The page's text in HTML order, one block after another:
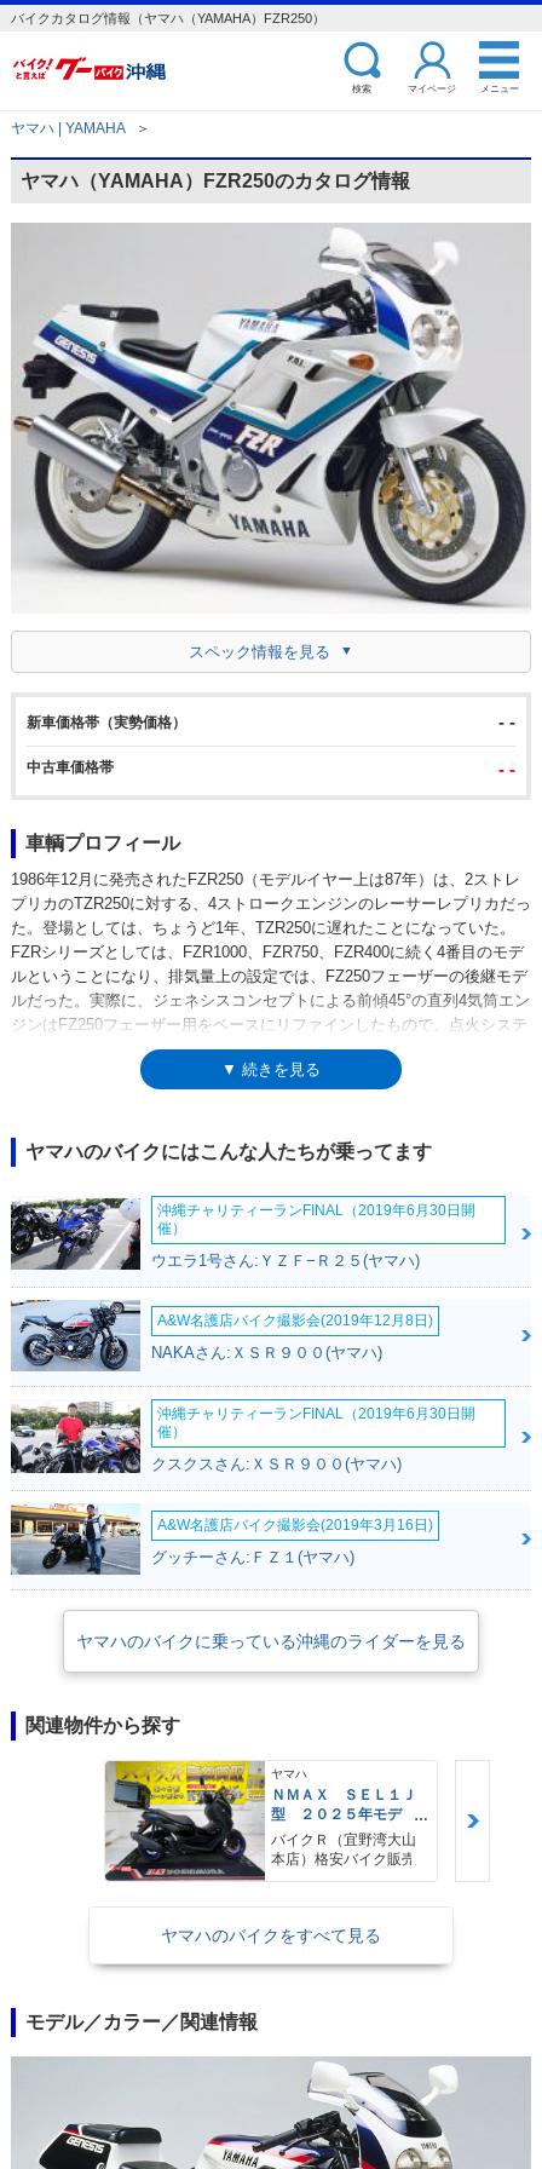
バイクカタログ情報（ヤマハ（YAMAHA）FZR250）
検索 マイページ メニュー
ヤマハ | YAMAHA ＞
ヤマハ（YAMAHA）FZR250のカタログ情報
スペック情報を見る
新車価格帯（実勢価格） - -
中古車価格帯 - -
車輌プロフィール
1986年12月に発売されたFZR250（モデルイヤー上は87年）は、2ストレ
プリカのTZR250に対する、4ストロークエンジンのレーサーレプリカだっ
た。登場としては、ちょうど1年、TZR250に遅れたことになっていた。
FZRシリーズとしては、FZR1000、FZR750、FZR400に続く4番目のモデ
ルということになり、排気量上の設定では、FZ250フェーザーの後継モデ
ルだった。実際に、ジェネシスコンセプトによる前傾45°の直列4気筒エン
ジンはFZ250フェーザー用をベースにリファインしたもので、点火システ
ムは先行したFZR400ゆずりのフルトランジスタ式が採用されていた。88
年モデルでは、ヤマハの排気デバイスEXUP（エグザップ）を装備し、日
るとともに、排気音量の低減も果たしていた。翌89年、後継モデルとなる
FZR250Rが登場し、FZR250としてはモデルエンドとなった。
▼ 続きを見る
ヤマハのバイクにはこんな人たちが乗ってます
沖縄チャリティーランFINAL（2019年6月30日開
催）
ウエラ1号さん:ＹＺＦ−Ｒ２５(ヤマハ)
A&W名護店バイク撮影会(2019年12月8日)
NAKAさん:ＸＳＲ９００(ヤマハ)
沖縄チャリティーランFINAL（2019年6月30日開
催）
クスクスさん:ＸＳＲ９００(ヤマハ)
A&W名護店バイク撮影会(2019年3月16日)
グッチーさん:ＦＺ１(ヤマハ)
ヤマハのバイクに乗っている沖縄のライダーを見る
関連物件から探す
ヤマハ
ＮＭＡＸ ＳＥＬ１Ｊ
型 ２０２５年モデ
ル ＡＢＳ キーレ
ス リアキャリア リ
アＢＯＸ
バイクＲ（宜野湾大山
本店）格安バイク販売
ヤマハのバイクをすべて見る
モデル／カラー／関連情報